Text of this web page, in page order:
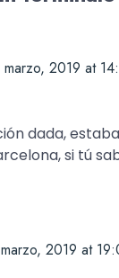
marzo, 2019 at
dada,
si tú
2019 at